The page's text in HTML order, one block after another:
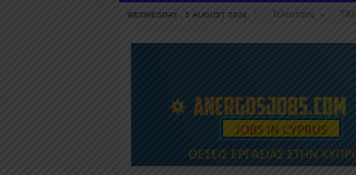
WEDNESDAY , 5 AUGUST 2026 Τελευταίες